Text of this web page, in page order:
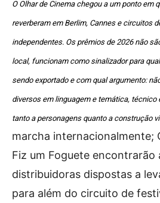
O Olhar de Cinema chegou a um ponto em
reverberam em Berlim, Cannes e circuitos
independentes. Os prêmios de 2026 não
local, funcionam como sinalizador para
sendo exportado e com qual argumento:
diversos em linguagem e temática, técnico
tanto a personagens quanto a construção
marcha internacionalmente;
Fiz um Foguete encontrarão
distribuidoras dispostas a
para além do circuito de